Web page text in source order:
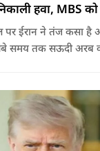
हवा, MBS को
पर ईरान ने तंज कसा
समय तक सऊदी अरब को